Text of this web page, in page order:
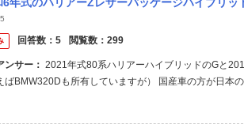
回答数： 5 閲覧数： 299
ンサー：
ばBMW320Dも所有していますが） 国産車の方が日本
いのは事実ですが、かと言って輸入車（ドイツ車）が